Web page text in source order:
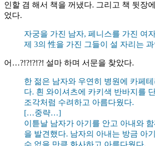
인할 겸 해서 책을 꺼냈다. 그리고 책 뒷장
었다.
자궁을 가진 남자, 페니스를 가진 여
제 3의 性을 가진 그들이 설 자리는
어…?!?!?!?! 설마 하며 서문을 찾았다.
한 젊은 남자와 우연히 병원에 카페
다. 흰 와이셔츠에 카키색 반바지를
조각처럼 수려하고 아름다웠다.
[…중략…]
이튿날 남자가 아기를 안고 아내와
을 발견했다. 남자의 아내는 방금 아